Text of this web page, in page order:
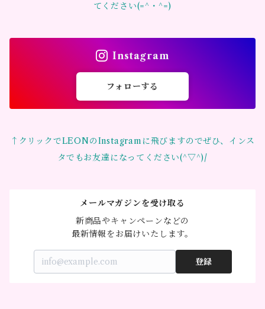
てください(=^・^=)
Instagram
フォローする
↑クリックでLEONのInstagramに飛びますのでぜひ、インス
タでもお友達になってください(^▽^)/
メールマガジンを受け取る
新商品やキャンペーンなどの
最新情報をお届けいたします。
登録